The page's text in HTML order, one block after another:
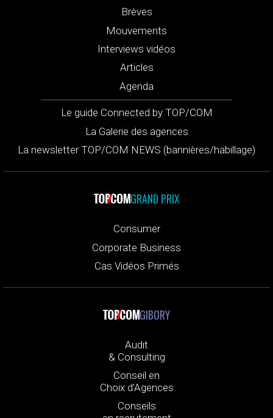
Brèves
Mouvements
Interviews vidéos
Articles
Agenda
Le guide Connected by TOP/COM
La Galerie des agences
La newsletter TOP/COM NEWS (bannières/habillage)
GRAND PRIX
Consumer
Corporate Business
Cas Vidéos Primés
GIBORY
Audit
& Consulting
Conseil en
Choix d’Agences
Conseils